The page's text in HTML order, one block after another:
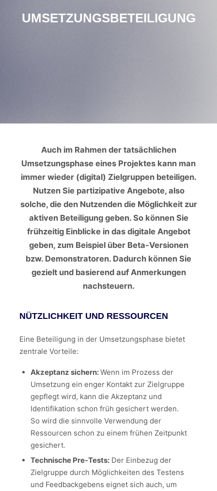
UMSETZUNGSBETEILIGUNG
Auch im Rahmen der tatsächlichen
Umsetzungsphase eines Projektes kann man
immer wieder (digital) Zielgruppen beteiligen.
Nutzen Sie partizipative Angebote, also
solche, die den Nutzenden die Möglichkeit zur
aktiven Beteiligung geben. So können Sie
frühzeitig Einblicke in das digitale Angebot
geben, zum Beispiel über Beta-Versionen
bzw. Demonstratoren. Dadurch können Sie
gezielt und basierend auf Anmerkungen
nachsteuern.
NÜTZLICHKEIT UND RESSOURCEN
Eine Beteiligung in der Umsetzungsphase bietet
zentrale Vorteile:
Akzeptanz sichern:Wenn im Prozess der
Umsetzung ein enger Kontakt zur Zielgruppe
gepflegt wird, kann die Akzeptanz und
Identifikation schon früh gesichert werden.
So wird die sinnvolle Verwendung der
Ressourcen schon zu einem frühen Zeitpunkt
gesichert.
Technische Pre-Tests:Der Einbezug der
Zielgruppe durch Möglichkeiten des Testens
und Feedbackgebens eignet sich auch, um